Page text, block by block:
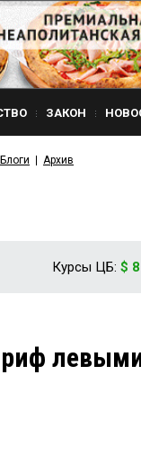
ЗАКОН
Блоги Архив
Курсы ЦБ: $